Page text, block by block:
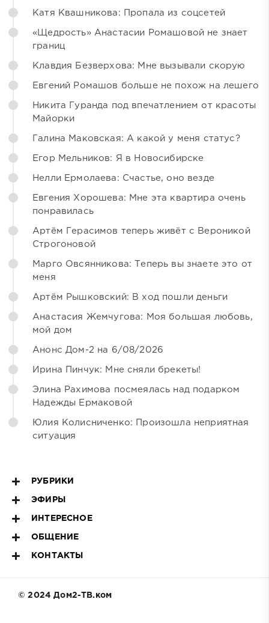
Катя Квашникова: Пропала из соцсетей
«Щедрость» Анастасии Ромашовой не знает
границ
Клавдия Безверхова: Мне вызывали скорую
Евгений Ромашов больше не похож на лешего
Никита Гуранда под впечатлением от красоты
Майорки
Галина Маковская: А какой у меня статус?
Егор Мельников: Я в Новосибирске
Нелли Ермолаева: Счастье, оно везде
Евгения Хорошева: Мне эта квартира очень
понравилась
Артём Герасимов теперь живёт с Вероникой
Строгоновой
Марго Овсянникова: Теперь вы знаете это от
меня
Артём Рышковский: В ход пошли деньги
Анастасия Жемчугова: Моя большая любовь,
мой дом
Анонс Дом-2 на 6/08/2026
Ирина Пинчук: Мне сняли брекеты!
Элина Рахимова посмеялась над подарком
Надежды Ермаковой
Юлия Колисниченко: Произошла неприятная
ситуация
РУБРИКИ
ЭФИРЫ
ИНТЕРЕСНОЕ
ОБЩЕНИЕ
КОНТАКТЫ
© 2024 Дом2-ТВ.ком